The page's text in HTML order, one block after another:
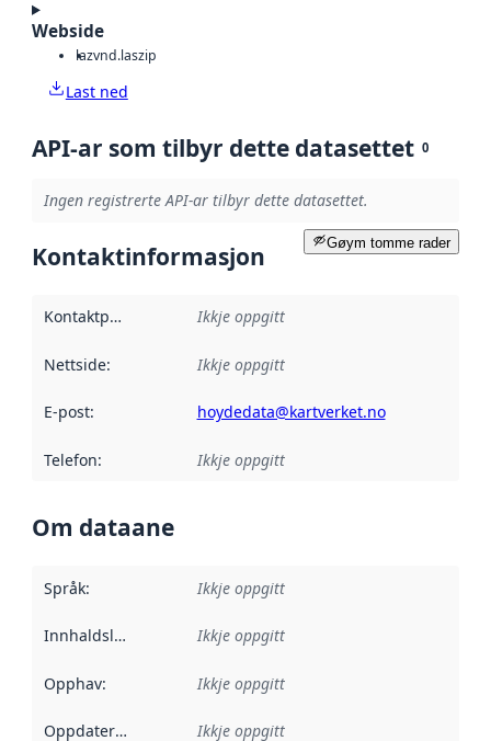
Webside
lazvnd.laszip
Last ned
API-ar som tilbyr dette datasettet 0
Ingen registrerte API-ar tilbyr dette datasettet.
Gøym tomme rader
Kontaktinformasjon
Kontaktpunkt Ikkje oppgitt
Nettside: Ikkje oppgitt
E-post: hoydedata@kartverket.no
Telefon: Ikkje oppgitt
Om dataane
Språk: Ikkje oppgitt
Innhaldsleverandørar :
Ikkje oppgitt
Opphav: Ikkje oppgitt
Oppdateringsfrekvens :
Ikkje oppgitt